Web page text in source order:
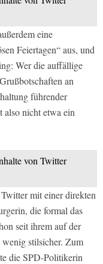
eine
Feiertagen“ aus, und
Wer die auffällige
an
führender
also nicht etwa ein
von Twitter
mit einer direkten
die formal das
seit ihrem auf der
stilsicher. Zum
die SPD-Politikerin